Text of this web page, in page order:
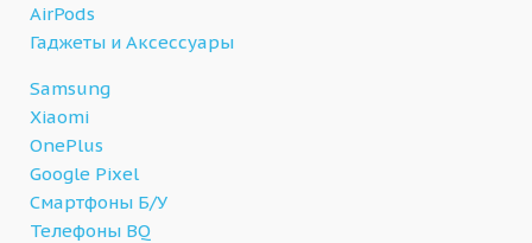
AirPods
Гаджеты и Аксессуары
Samsung
Xiaomi
OnePlus
Google Pixel
Смартфоны Б/У
Телефоны BQ